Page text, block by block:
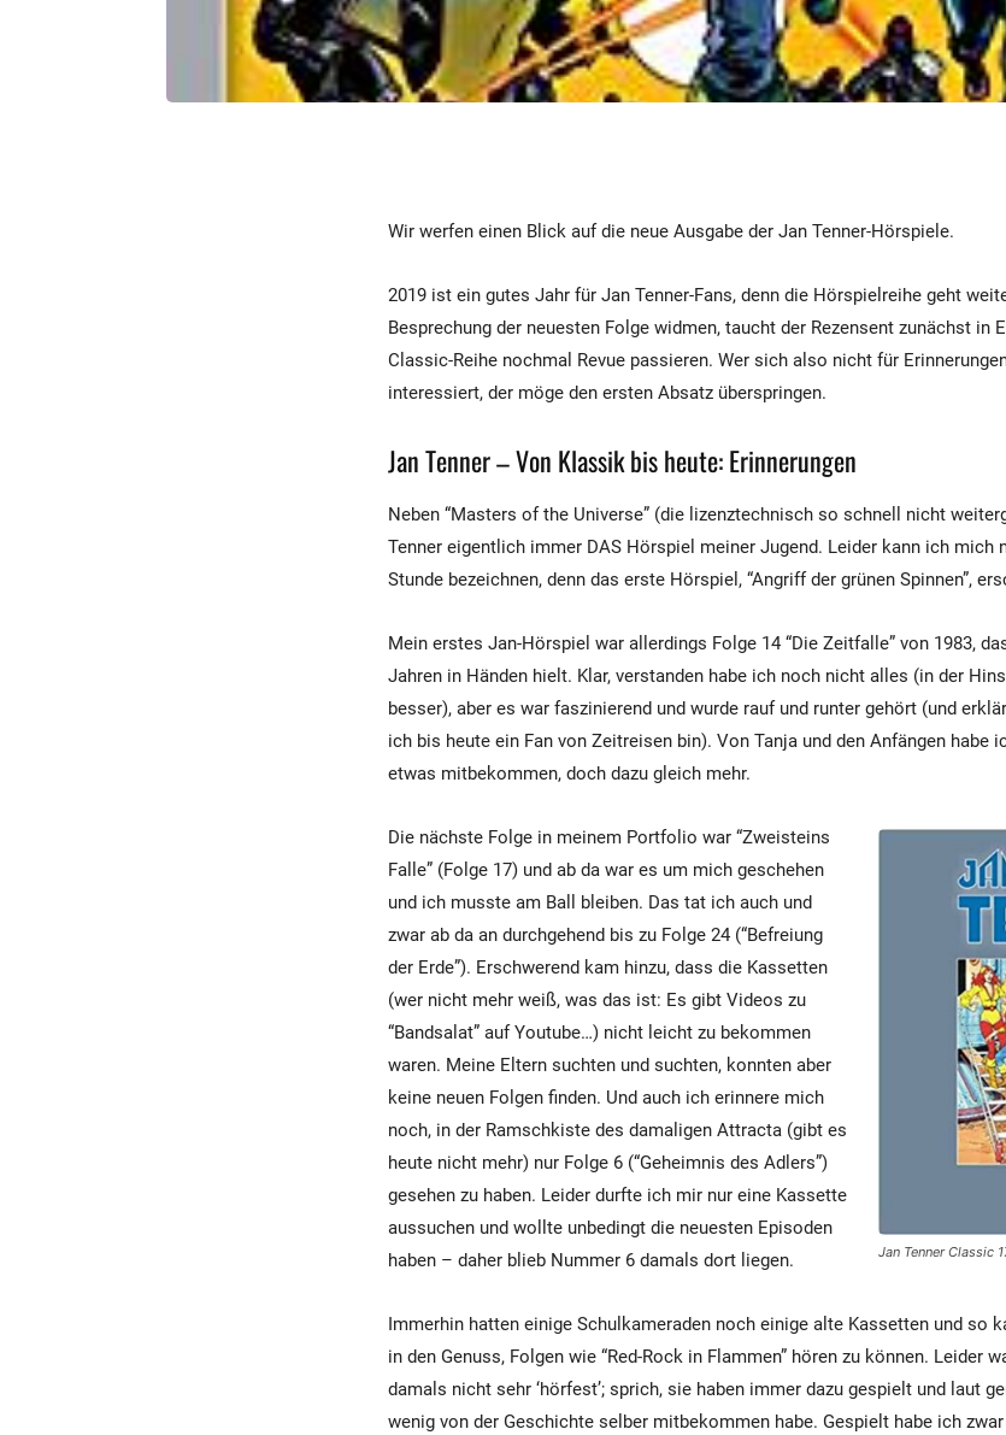
Wir werfen einen Blick auf die neue Ausgabe der Jan Tenner-Hörspiele.
2019 ist ein gutes Jahr für Jan Tenner-Fans, denn die Hörspielreihe geht
Besprechung der neuesten Folge widmen, taucht der Rezensent zunächst in
Classic-Reihe nochmal Revue passieren. Wer sich also nicht für
interessiert, der möge den ersten Absatz überspringen.
Jan Tenner – Von Klassik bis heute: Erinnerungen
Neben “Masters of the Universe” (die lizenztechnisch so schnell nicht
Tenner eigentlich immer DAS Hörspiel meiner Jugend. Leider kann ich mich
Stunde bezeichnen, denn das erste Hörspiel, “Angriff der grünen Spinnen”,
Mein erstes Jan-Hörspiel war allerdings Folge 14 “Die Zeitfalle” von 1983,
Jahren in Händen hielt. Klar, verstanden habe ich noch nicht alles (in der
besser), aber es war faszinierend und wurde rauf und runter gehört (und
ich bis heute ein Fan von Zeitreisen bin). Von Tanja und den Anfängen habe
etwas mitbekommen, doch dazu gleich mehr.
Jan Tenner Classic
Die nächste Folge in meinem Portfolio war “Zweisteins
Falle” (Folge 17) und ab da war es um mich geschehen
und ich musste am Ball bleiben. Das tat ich auch und
zwar ab da an durchgehend bis zu Folge 24 (“Befreiung
der Erde”). Erschwerend kam hinzu, dass die Kassetten
(wer nicht mehr weiß, was das ist: Es gibt Videos zu
“Bandsalat” auf Youtube…) nicht leicht zu bekommen
waren. Meine Eltern suchten und suchten, konnten aber
keine neuen Folgen finden. Und auch ich erinnere mich
noch, in der Ramschkiste des damaligen Attracta (gibt es
heute nicht mehr) nur Folge 6 (“Geheimnis des Adlers”)
gesehen zu haben. Leider durfte ich mir nur eine Kassette
aussuchen und wollte unbedingt die neuesten Episoden
haben – daher blieb Nummer 6 damals dort liegen.
Immerhin hatten einige Schulkameraden noch einige alte Kassetten und so
in den Genuss, Folgen wie “Red-Rock in Flammen” hören zu können. Leider
damals nicht sehr ‘hörfest’; sprich, sie haben immer dazu gespielt und laut
wenig von der Geschichte selber mitbekommen habe. Gespielt habe ich